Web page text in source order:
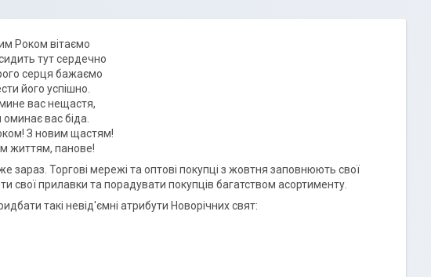
Роком вітаємо
сидить тут сердечно
серця бажаємо
його успішно.
вас нещастя,
оминає вас біда.
З новим щастям!
життям, панове!
зараз. Торгові мережі та оптові покупці з жовтня заповнюють свої
свої прилавки та порадувати покупців багатством асортименту.
такі невід'ємні атрибути Новорічних свят: